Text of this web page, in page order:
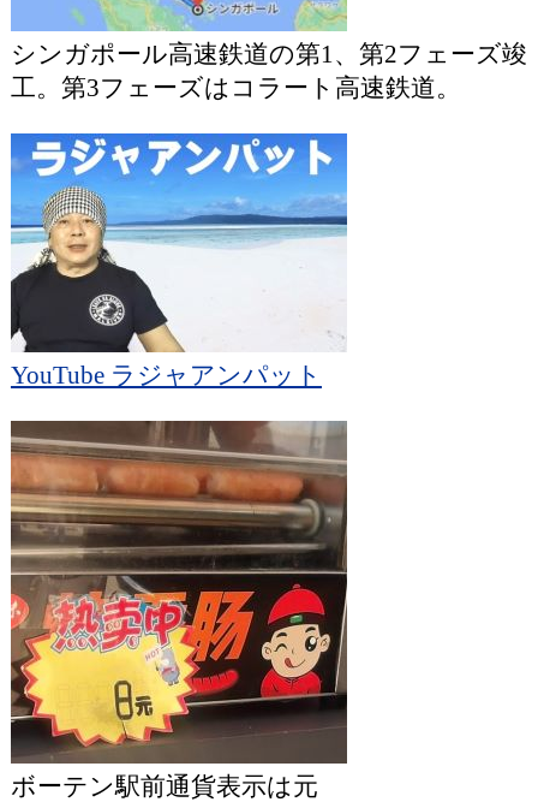
シンガポール高速鉄道の第1、第2フェーズ竣
工。第3フェーズはコラート高速鉄道。
YouTube ラジャアンパット
ボーテン駅前通貨表示は元